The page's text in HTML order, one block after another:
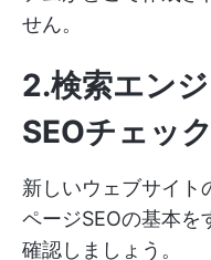
せん。
2.検索エン
SEOチェック
新しいウェブサイト
ページSEOの基本を
確認しましょう。